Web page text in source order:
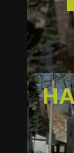
ตัวอย่าง